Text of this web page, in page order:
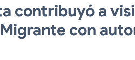
contribuyó a
con